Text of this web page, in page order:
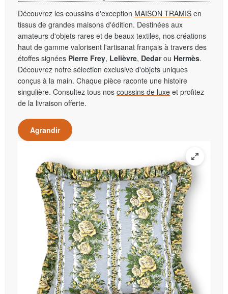
Découvrez les coussins d'exception MAISON TRAMIS en
tissus de grandes maisons d'édition. Destinées aux
amateurs d'objets rares et de beaux textiles, nos créations
haut de gamme valorisent l'artisanat français à travers des
étoffes signées Pierre Frey, Lelièvre, Dedarou Hermès.
Découvrez notre sélection exclusive d'objets uniques
conçus à la main. Chaque pièce raconte une histoire
singulière. Consultez tous nos coussins de luxe et profitez
de la livraison offerte.
Agrandir